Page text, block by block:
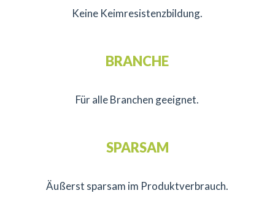
Keine Keimresistenzbildung.
BRANCHE
Für alle Branchen geeignet.
SPARSAM
Äußerst sparsam im Produktverbrauch.